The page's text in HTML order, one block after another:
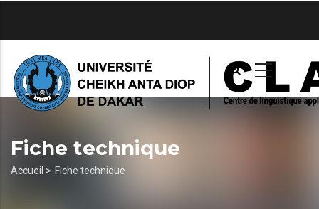
principal
Fiche technique
Fil
Accueil > Fiche technique